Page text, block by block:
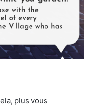
plus vous